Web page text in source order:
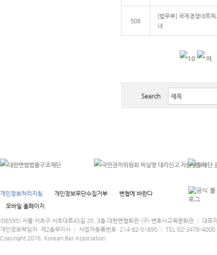
508
[법무부] 국제경쟁네트
내
Search
개인정보처리지침 개인정보무단수집거부
변협에 바란다
모바일 홈페이지
(06595) 서울 서초구 서초대로45길 20, 3층 대한변협회관 (구) 변호사교육문화관 │ 대표
개인정보책임자: 제2총무이사 │ 사업자등록번호: 214-82-01695 │ TEL:02-3476-
Copyright 2016, Korean Bar Association